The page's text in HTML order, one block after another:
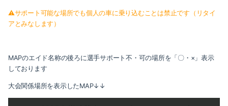
⚠サポート可能な場所でも個人の車に乗り込むことは禁止です（リタイ
アとみなします）
MAPのエイド名称の後ろに選手サポート不・可の場所を「〇・×」表示
しております
大会関係場所を表示したMAP↓↓